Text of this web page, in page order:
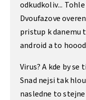
odkudkoliv...
Dvoufazove
pristup k danemu
android a to
Virus? A kde by
Snad nejsi tak
nasledne to